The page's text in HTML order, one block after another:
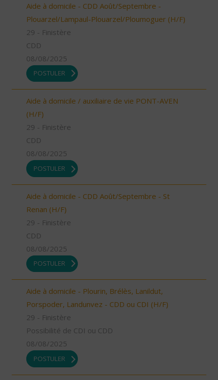
Aide à domicile - CDD Août/Septembre -
Plouarzel/Lampaul-Plouarzel/Ploumoguer (H/F)
29 - Finistère
CDD
08/08/2025
POSTULER
Aide à domicile / auxiliaire de vie PONT-AVEN
(H/F)
29 - Finistère
CDD
08/08/2025
POSTULER
Aide à domicile - CDD Août/Septembre - St
Renan (H/F)
29 - Finistère
CDD
08/08/2025
POSTULER
Aide à domicile - Plourin, Brélès, Lanildut,
Porspoder, Landunvez - CDD ou CDI (H/F)
29 - Finistère
Possibilité de CDI ou CDD
08/08/2025
POSTULER